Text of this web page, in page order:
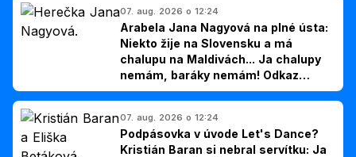
07. aug. 2026 o 12:24
Arabela Jana Nagyová na plné ústa:
Niekto žije na Slovensku a má
chalupu na Maldivách... Ja chalupy
nemám, baráky nemám! Odkaz
Slovákom
07. aug. 2026 o 12:24
Podpásovka v úvode Let's Dance?
Kristián Baran si nebral servítku: Ja